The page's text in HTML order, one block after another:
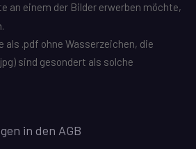
an einem der Bilder erwerben möchte,
als .pdf ohne Wasserzeichen, die
sind gesondert als solche
in den AGB